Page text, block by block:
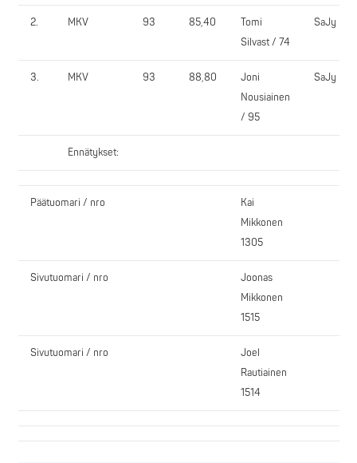
2. MKV 93 85,40
Tomi
Silvast / 74
SaJy
3. MKV 93 88,80
Joni
Nousiainen
/ 95
SaJy
Ennätykset:
Päätuomari / nro
Kai
Mikkonen
1305
Sivutuomari / nro
Joonas
Mikkonen
1515
Sivutuomari / nro
Joel
Rautiainen
1514